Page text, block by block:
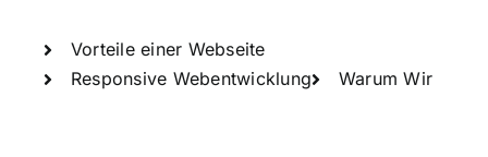
Vorteile einer Webseite
Responsive Webentwicklung
Warum Wir